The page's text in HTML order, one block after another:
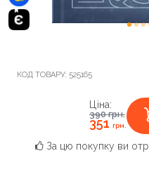
КОД ТОВАРУ: 525165
Ціна:
390грн.
351грн.
За цю покупку ви